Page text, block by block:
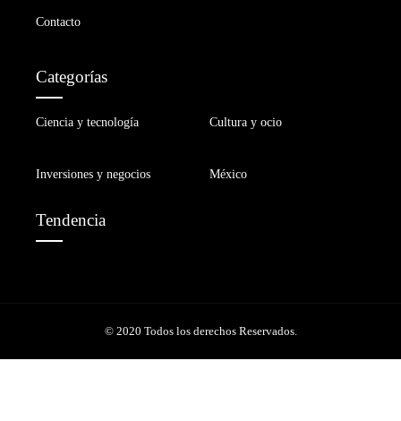
Contacto
Categorías
Ciencia y tecnología Cultura y ocio
Inversiones y negocios México
Tendencia
© 2020 Todos los derechos Reservados.